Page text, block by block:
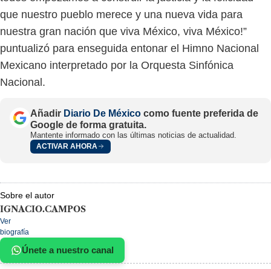
que nuestro pueblo merece y una nueva vida para
nuestra gran nación que viva México, viva México!”
puntualizó para enseguida entonar el Himno Nacional
Mexicano interpretado por la Orquesta Sinfónica
Nacional.
Añadir Diario De México como fuente preferida de
Google de forma gratuita.
Mantente informado con las últimas noticias de actualidad.
ACTIVAR AHORA
Sobre el autor
IGNACIO.CAMPOS
Ver
biografía
Únete a nuestro canal